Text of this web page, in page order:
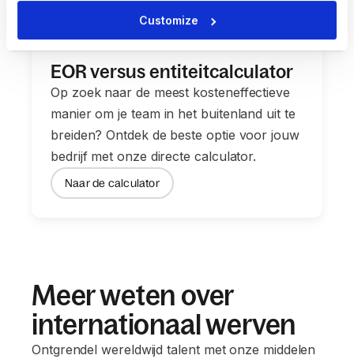
Customize
EOR versus entiteitcalculator
Op zoek naar de meest kosteneffectieve
manier om je team in het buitenland uit te
breiden? Ontdek de beste optie voor jouw
bedrijf met onze directe calculator.
Naar de calculator
Meer weten over
internationaal werven
Ontgrendel wereldwijd talent met onze middelen